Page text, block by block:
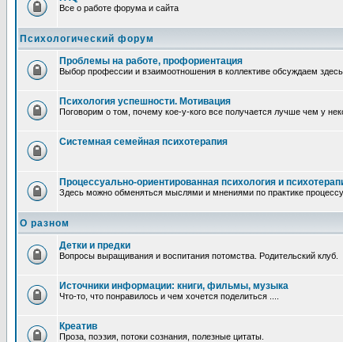
Все о работе форума и сайта
Психологический форум
Проблемы на работе, профориентация
Выбор профессии и взаимоотношения в коллективе обсуждаем здесь.
Психология успешности. Мотивация
Поговорим о том, почему кое-у-кого все получается лучше чем у
Системная семейная психотерапия
Процессуально-ориентированная психология и
Здесь можно обменяться мыслями и мнениями по практике
О разном
Детки и предки
Вопросы выращивания и воспитания потомства. Родительский клуб.
Источники информации: книги, фильмы, музыка
Что-то, что понравилось и чем хочется поделиться ....
Креатив
Проза, поэзия, потоки сознания, полезные цитаты.